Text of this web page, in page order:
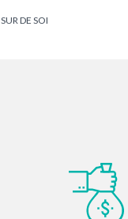
SUR DE SOI